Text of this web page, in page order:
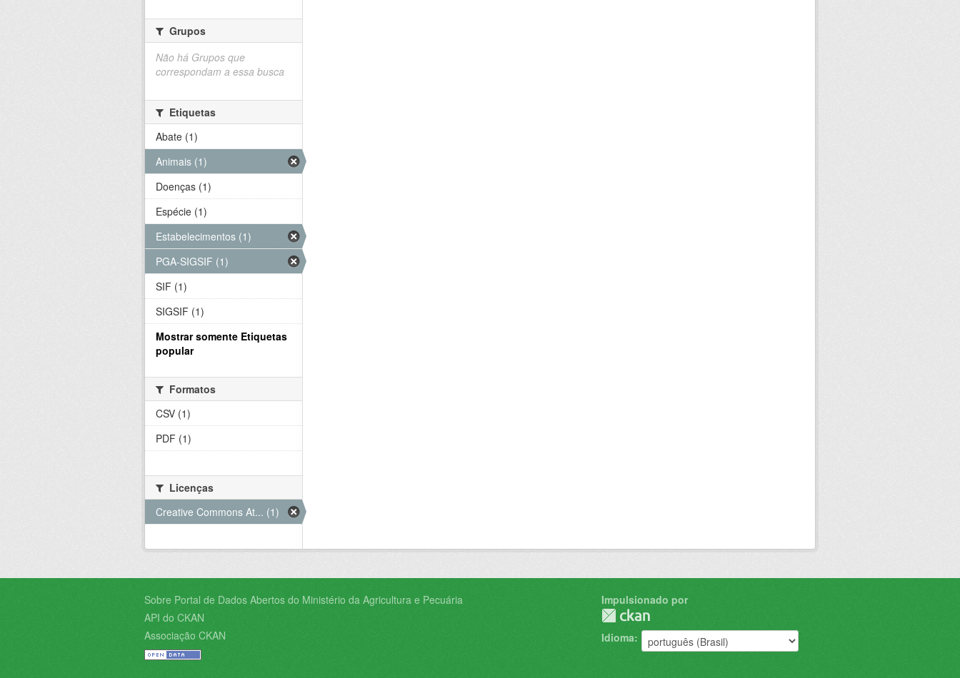
Grupos
Não há Grupos que
correspondam a essa busca
Etiquetas
Abate (1)
Animais (1)
Doenças (1)
Espécie (1)
Estabelecimentos (1)
PGA-SIGSIF (1)
SIF (1)
SIGSIF (1)
Mostrar somente Etiquetas
popular
Formatos
CSV (1)
PDF (1)
Licenças
Creative Commons At... (1)
Sobre Portal de Dados Abertos do Ministério da Agricultura e Pecuária
API do CKAN
Associação CKAN
Impulsionado por
Idioma